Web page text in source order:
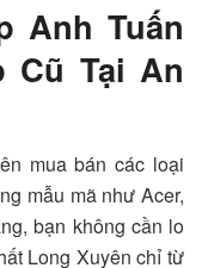
Anh Tuấn
Cũ Tại An
mua bán các loại
mẫu mã như Acer,
bạn không cần lo
Long Xuyên chỉ từ